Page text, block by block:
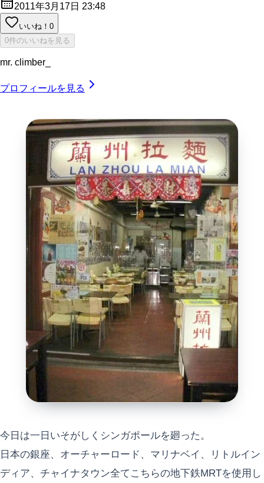
2011年3月17日 23:48
いいね！ 0
0件のいいねを見る
mr. climber_
プロフィールを見る
今日は一日いそがしくシンガポールを廻った。
日本の銀座、オーチャーロード、マリナベイ、リトルイン
ディア、チャイナタウン全てこちらの地下鉄MRTを使用し